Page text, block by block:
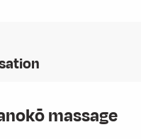
massage